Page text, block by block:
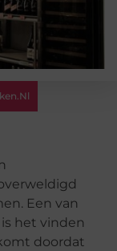
Een van
het vinden
doordat